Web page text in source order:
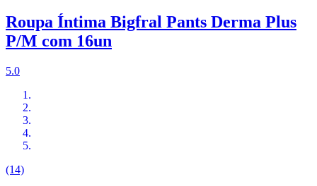
Roupa Íntima Bigfral Pants Derma Plus
P/M com 16un
5.0
(14)